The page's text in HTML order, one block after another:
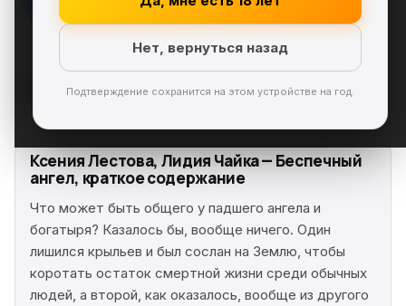
Нет, вернуться назад
Подтверждение сохранится на этом устройстве на год.
Ксения Лестова, Лидия Чайка — Беспечный
ангел, краткое содержание
Что может быть общего у падшего ангела и
богатыря? Казалось бы, вообще ничего. Один
лишился крыльев и был сослан на Землю, чтобы
коротать остаток смертной жизни среди обычных
людей, а второй, как оказалось, вообще из другого